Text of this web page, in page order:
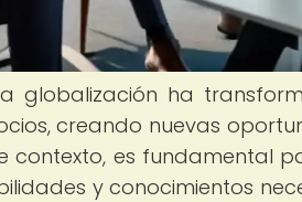
globalización ha
creando nuevas
contexto, es fundamental
y conocimientos